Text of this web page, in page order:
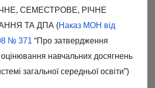
СЕМЕСТРОВЕ, РІЧНЕ
ТА ДПА (Наказ МОН від
№ 371 “Про затвердження
оцінювання навчальних досягнень
загальної середньої освіти”)